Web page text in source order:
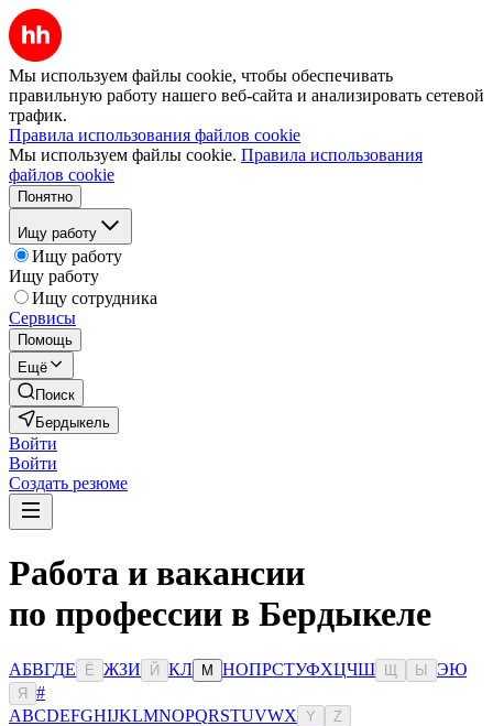
Мы используем файлы cookie, чтобы обеспечивать
правильную работу нашего веб-сайта и анализировать сетевой
трафик.
Правила использования файлов cookie
Мы используем файлы cookie. Правила использования
файлов cookie
Понятно
Ищу работу
Ищу работу
Ищу работу
Ищу сотрудника
Сервисы
Помощь
Ещё
Поиск
Бердыкель
Войти
Войти
Создать резюме
Работа и вакансии
по профессии в Бердыкеле
АБВГДЕ Ё ЖЗИ Й КЛ М НОПРСТУФХЦЧШ Ы ЭЮ
Я
#
ABCDEFGHIJKLMNOPQRSTUVWX Y Z